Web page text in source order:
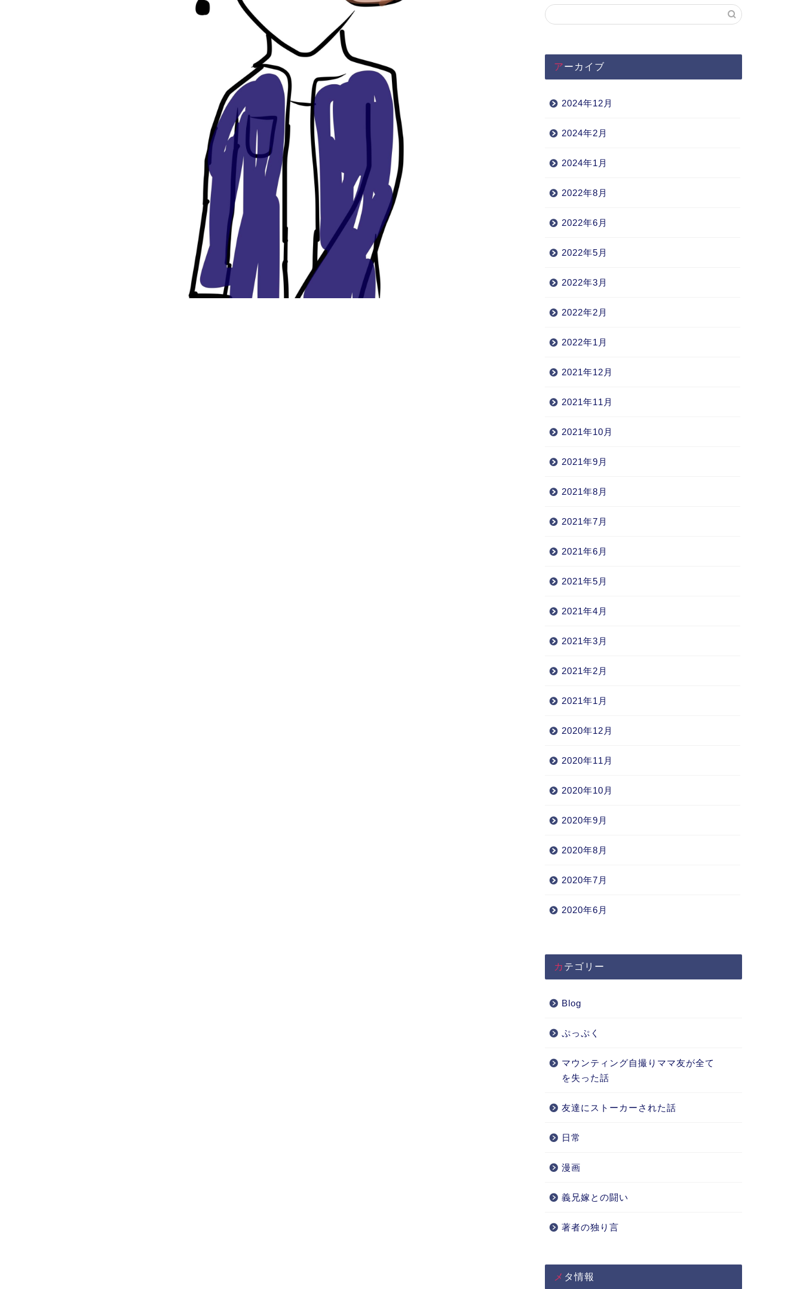
アーカイブ
2024年12月
2024年2月
2024年1月
2022年8月
2022年6月
2022年5月
2022年3月
2022年2月
2022年1月
2021年12月
2021年11月
2021年10月
2021年9月
2021年8月
2021年7月
2021年6月
2021年5月
2021年4月
2021年3月
2021年2月
2021年1月
2020年12月
2020年11月
2020年10月
2020年9月
2020年8月
2020年7月
2020年6月
カテゴリー
Blog
ぷっぷく
マウンティング自撮りママ友が全て
を失った話
友達にストーカーされた話
日常
漫画
義兄嫁との闘い
著者の独り言
メタ情報